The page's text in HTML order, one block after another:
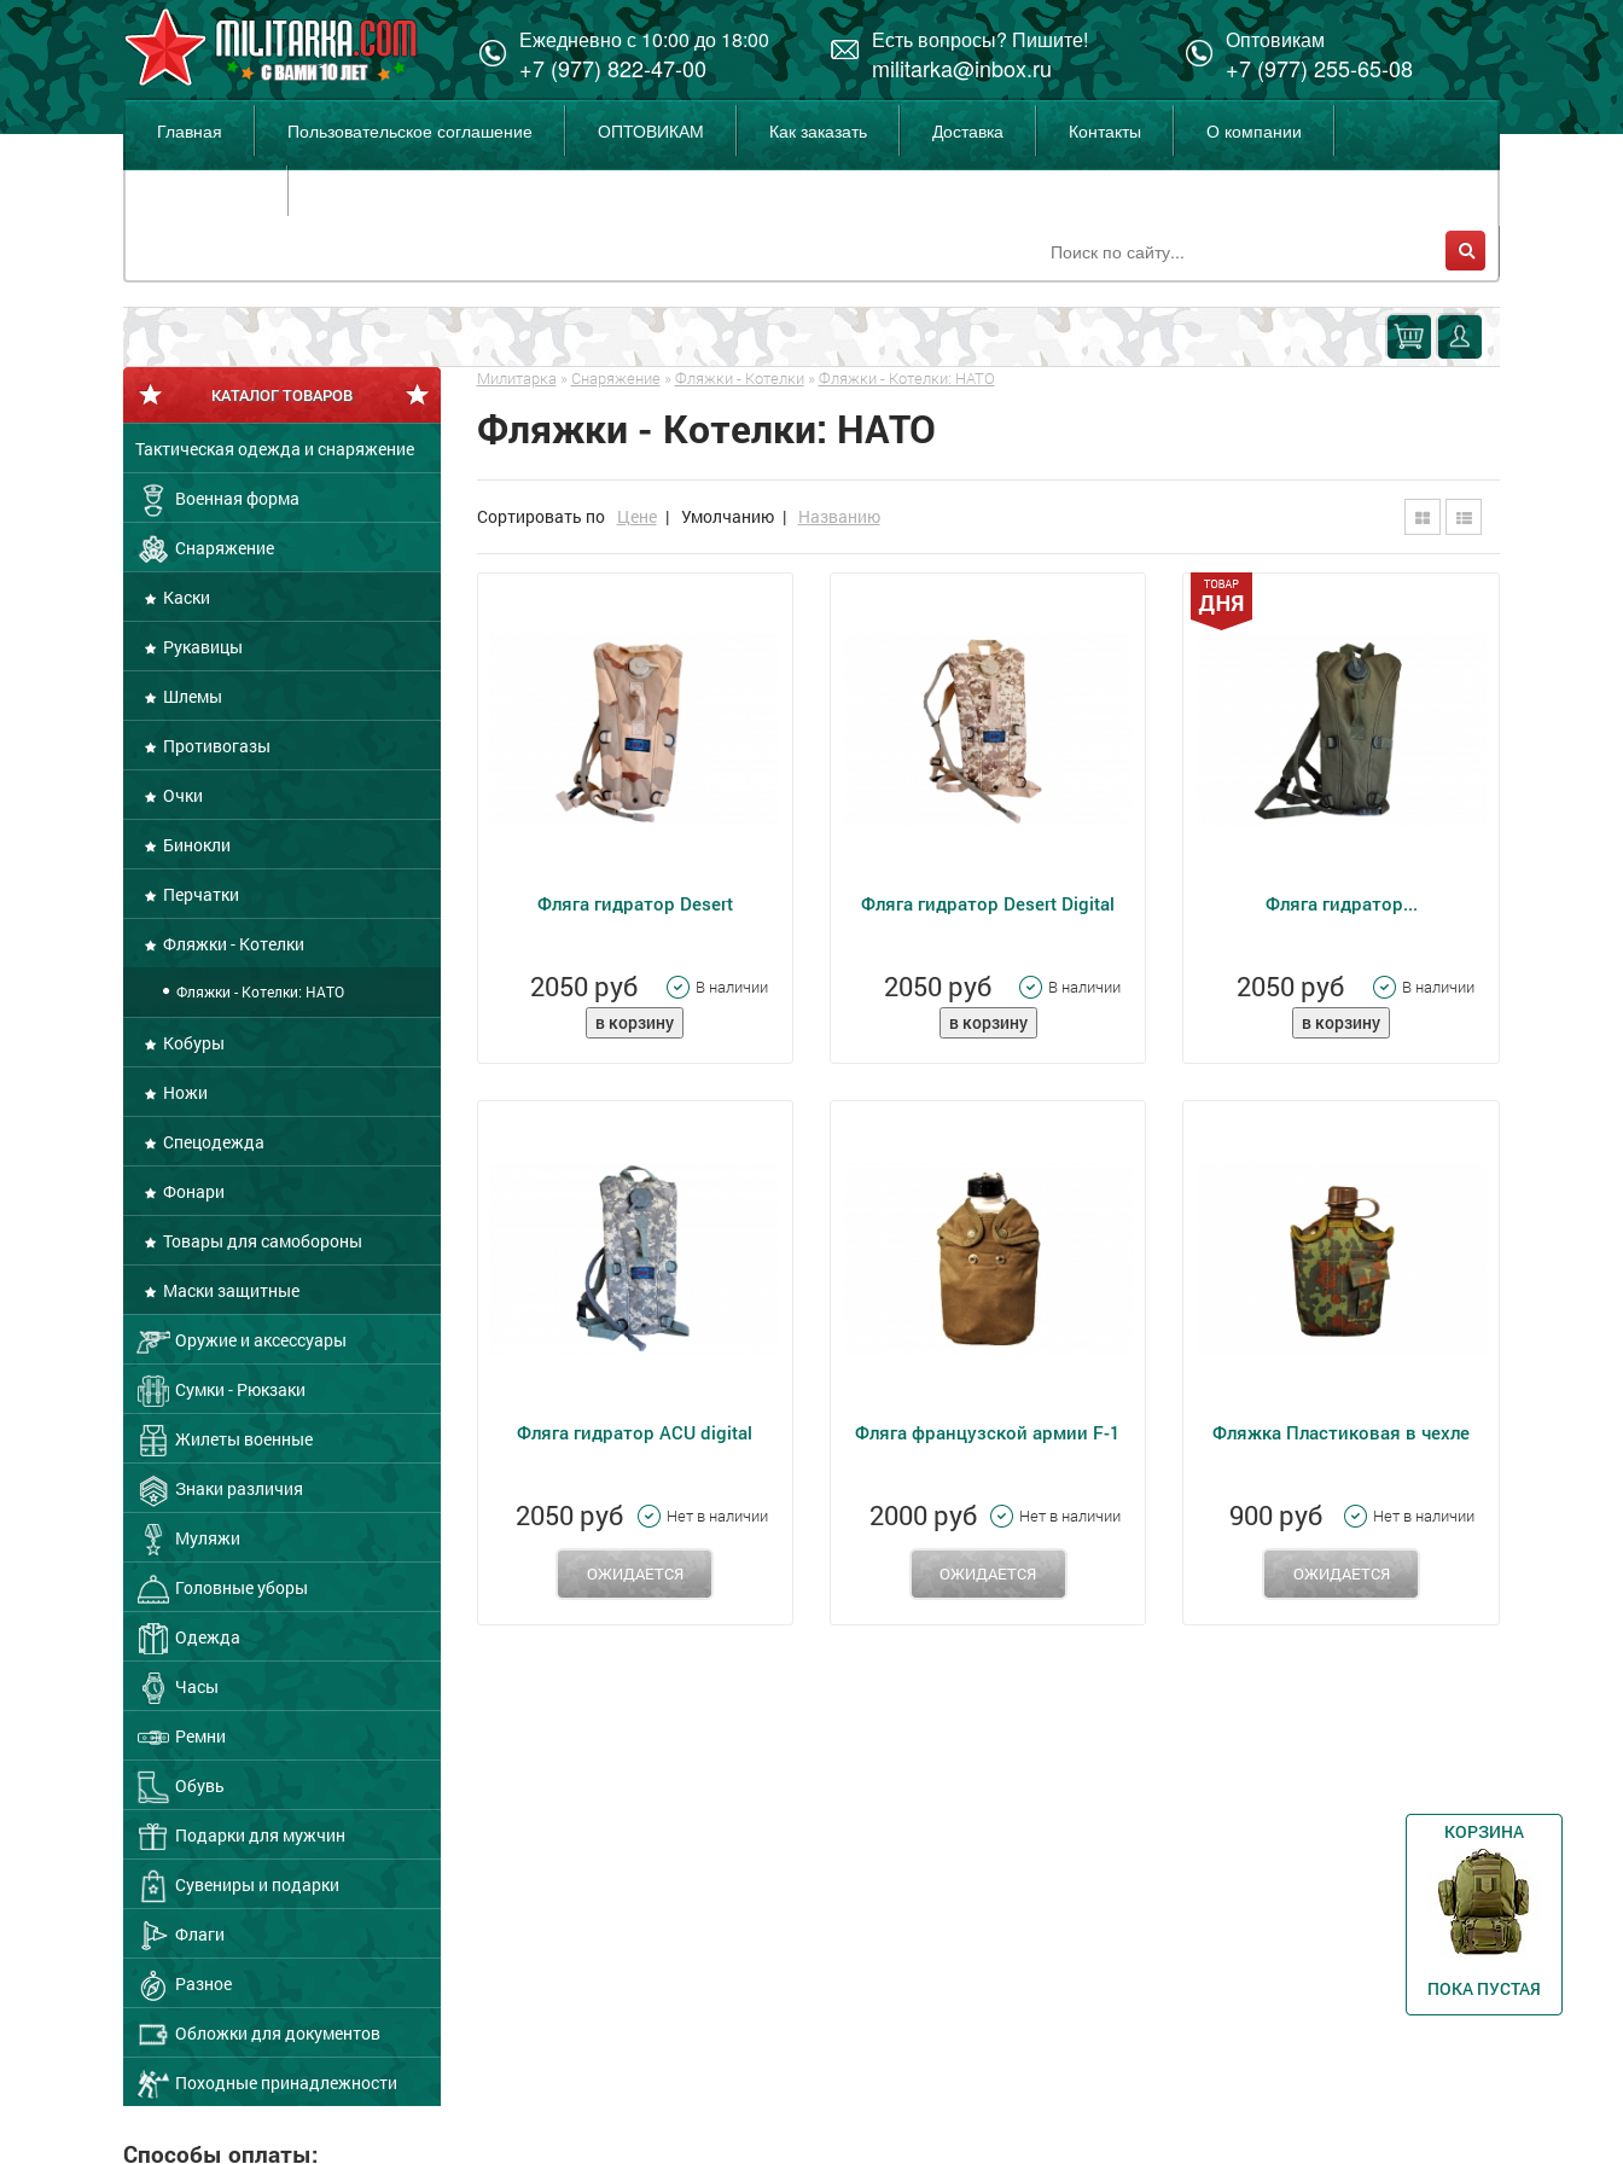
Ежедневно с 10:00 до 18:00
+7 (977) 822-47-00
Есть вопросы? Пишите!
militarka@inbox.ru
Оптовикам
+7 (977) 255-65-08
Главная Пользовательское соглашение ОПТОВИКАМ Как заказать Доставка Контакты О компании
КАТАЛОГ ТОВАРОВ
Тактическая одежда и снаряжение
Военная форма
Снаряжение
Каски
Рукавицы
Шлемы
Противогазы
Очки
Бинокли
Перчатки
Фляжки - Котелки
Фляжки - Котелки: НАТО
Кобуры
Ножи
Спецодежда
Фонари
Товары для самобороны
Маски защитные
Оружие и аксессуары
Сумки - Рюкзаки
Жилеты военные
Знаки различия
Муляжи
Головные уборы
Одежда
Часы
Ремни
Обувь
Подарки для мужчин
Сувениры и подарки
Флаги
Разное
Обложки для документов
Походные принадлежности
Способы оплаты:
Милитарка » Снаряжение » Фляжки - Котелки » Фляжки - Котелки: НАТО
Фляжки - Котелки: НАТО
Сортировать по Цене | Умолчанию | Названию
Фляга гидратор Desert
2050 руб В наличии
Фляга гидратор Desert Digital
2050 руб В наличии
Фляга гидратор...
2050 руб В наличии
Фляга гидратор ACU digital
2050 руб Нет в наличии
ОЖИДАЕТСЯ
Фляга французской армии F-1
2000 руб Нет в наличии
ОЖИДАЕТСЯ
Фляжка Пластиковая в чехле
900 руб Нет в наличии
ОЖИДАЕТСЯ
КОРЗИНА
ПОКА ПУСТАЯ